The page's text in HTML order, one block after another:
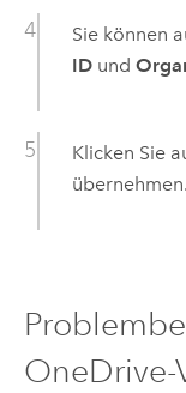
Sie können
IDund
Klicken Sie
übernehmen.
OneDrive